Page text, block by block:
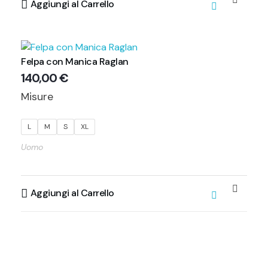
Aggiungi al Carrello
Felpa con Manica Raglan
140,00€
Misure
L M S XL
Uomo
Aggiungi al Carrello